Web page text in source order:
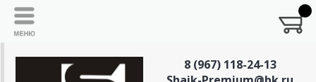
8 (967) 118-24-13